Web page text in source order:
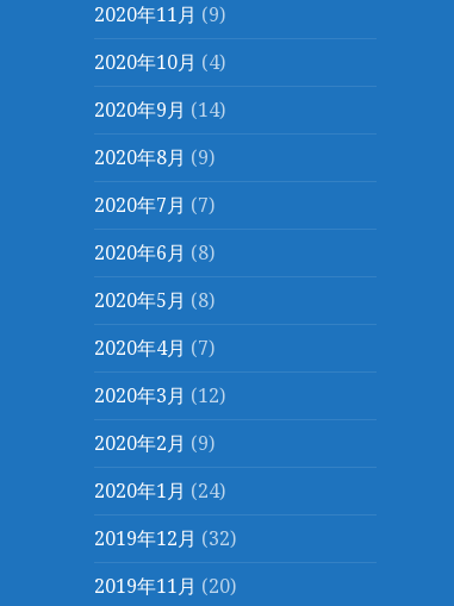
2020年11月 (9)
2020年10月 (4)
2020年9月 (14)
2020年8月 (9)
2020年7月 (7)
2020年6月 (8)
2020年5月 (8)
2020年4月 (7)
2020年3月 (12)
2020年2月 (9)
2020年1月 (24)
2019年12月 (32)
2019年11月 (20)